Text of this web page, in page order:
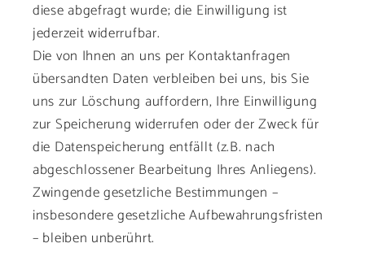
diese abgefragt wurde; die Einwilligung ist
jederzeit widerrufbar.
Die von Ihnen an uns per Kontaktanfragen
übersandten Daten verbleiben bei uns, bis Sie
uns zur Löschung auffordern, Ihre Einwilligung
zur Speicherung widerrufen oder der Zweck für
die Datenspeicherung entfällt (z.B. nach
abgeschlossener Bearbeitung Ihres Anliegens).
Zwingende gesetzliche Bestimmungen –
insbesondere gesetzliche Aufbewahrungsfristen
– bleiben unberührt.